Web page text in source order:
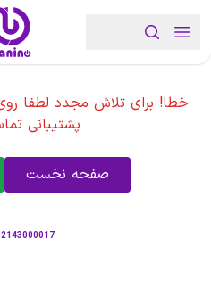
خطا! برای تلاش مجدد لطفا
پشتیبانی
صفحه نخست